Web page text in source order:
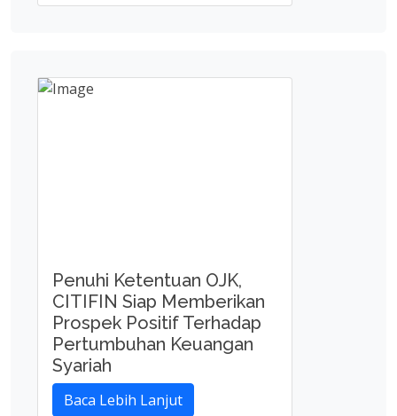
Penuhi Ketentuan OJK,
CITIFIN Siap Memberikan
Prospek Positif Terhadap
Pertumbuhan Keuangan
Syariah
Baca Lebih Lanjut